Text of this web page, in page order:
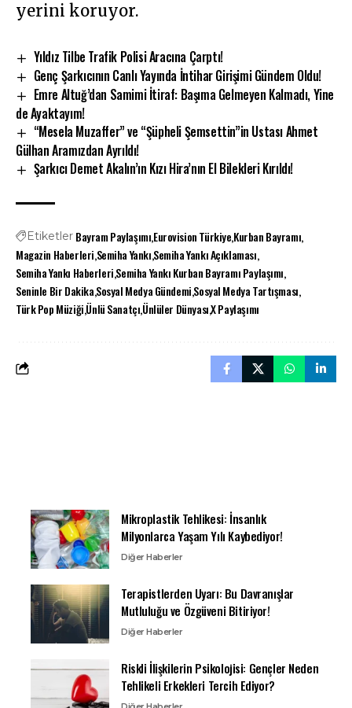
yerini koruyor.
Yıldız Tilbe Trafik Polisi Aracına Çarptı!
Genç Şarkıcının Canlı Yayında İntihar Girişimi Gündem Oldu!
Emre Altuğ’dan Samimi İtiraf: Başıma Gelmeyen Kalmadı, Yine
de Ayaktayım!
“Mesela Muzaffer” ve “Şüpheli Şemsettin”in Ustası Ahmet
Gülhan Aramızdan Ayrıldı!
Şarkıcı Demet Akalın’ın Kızı Hira’nın El Bilekleri Kırıldı!
Etiketler Bayram PaylaşımıEurovision TürkiyeKurban Bayramı
Magazin HaberleriSemiha YankıSemiha Yankı Açıklaması
Semiha Yankı HaberleriSemiha Yankı Kurban Bayramı Paylaşımı
Seninle Bir DakikaSosyal Medya GündemiSosyal Medya Tartışması
Türk Pop MüziğiÜnlü SanatçıÜnlüler DünyasıX Paylaşımı
Mikroplastik Tehlikesi: İnsanlık
Milyonlarca Yaşam Yılı Kaybediyor!
Diğer Haberler
Terapistlerden Uyarı: Bu Davranışlar
Mutluluğu ve Özgüveni Bitiriyor!
Diğer Haberler
Riskli İlişkilerin Psikolojisi: Gençler Neden
Tehlikeli Erkekleri Tercih Ediyor?